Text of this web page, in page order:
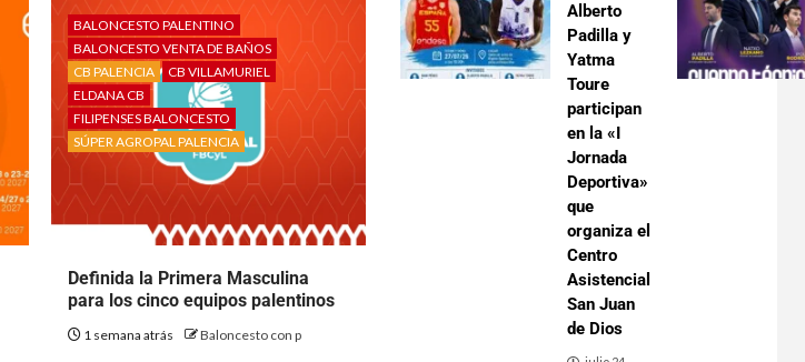
BALONCESTO PALENTINO
BALONCESTO VENTA DE BAÑOS
CB PALENCIA
CB VILLAMURIEL
ELDANA CB
FILIPENSES BALONCESTO
SÚPER AGROPAL PALENCIA
Definida la Primera Masculina
para los cinco equipos palentinos
1 semana atrás Baloncesto con p
Alberto
Padilla y
Yatma
Toure
participan
en la «I
Jornada
Deportiva»
que
organiza el
Centro
Asistencial
San Juan
de Dios